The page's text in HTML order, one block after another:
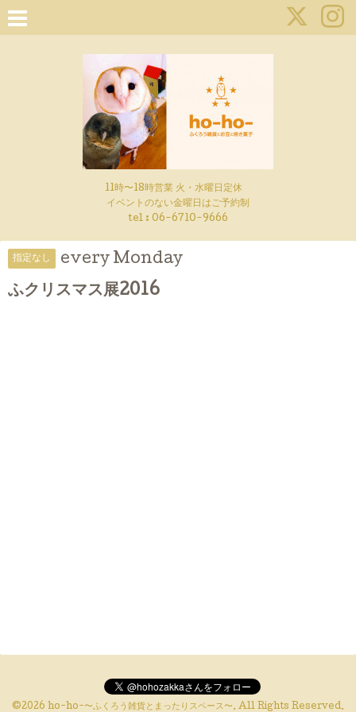
11時〜18時営業 火・水曜日定休
イベントのない金曜日はご予約制
tel : 06-6710-9666
指定なし every Monday
ふクリスマス展2016
©2026 ho-ho-〜ふくろう雑貨とまったりスペース〜. All Rights Reserved.